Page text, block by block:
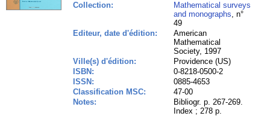
Collection:
Mathematical surveys
and monographs, n°
49
Editeur, date d'édition:
American
Mathematical
Society, 1997
Ville(s) d'édition:
Providence (US)
ISBN:
0-8218-0500-2
ISSN:
0885-4653
Classification MSC:
47-00
Notes:
Bibliogr. p. 267-269.
Index ; 278 p.